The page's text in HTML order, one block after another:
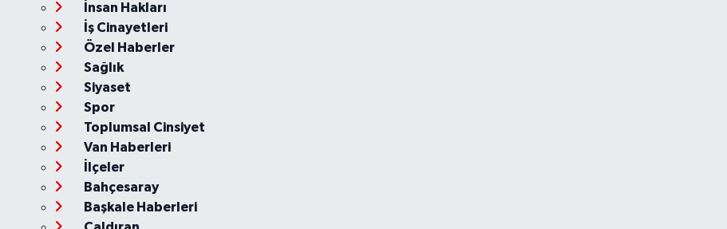
İnsan Hakları
İş Cinayetleri
Özel Haberler
Sağlık
Siyaset
Spor
Toplumsal Cinsiyet
Van Haberleri
İlçeler
Bahçesaray
Başkale Haberleri